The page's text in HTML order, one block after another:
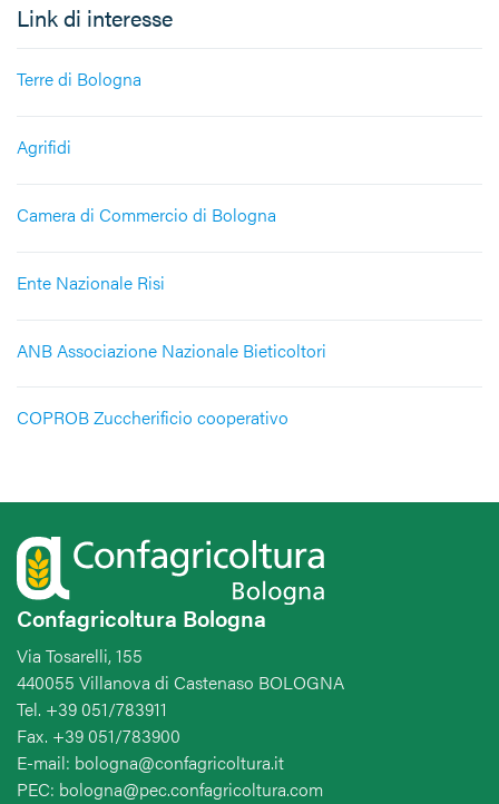
Link di interesse
Terre di Bologna
Agrifidi
Camera di Commercio di Bologna
Ente Nazionale Risi
ANB Associazione Nazionale Bieticoltori
COPROB Zuccherificio cooperativo
Confagricoltura Bologna
Via Tosarelli, 155
440055 Villanova di Castenaso BOLOGNA
Tel. +39 051/783911
Fax. +39 051/783900
E-mail: bologna@confagricoltura.it
PEC: bologna@pec.confagricoltura.com